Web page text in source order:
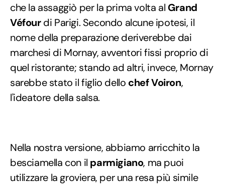
che la assaggiò per la prima volta al Grand
Véfourdi Parigi. Secondo alcune ipotesi, il
nome della preparazione deriverebbe dai
marchesi di Mornay, avventori fissi proprio di
quel ristorante; stando ad altri, invece, Mornay
sarebbe stato il figlio dello chef Voiron,
l'ideatore della salsa.
Nella nostra versione, abbiamo arricchito la
besciamella con il parmigiano, ma puoi
utilizzare la groviera, per una resa più simile